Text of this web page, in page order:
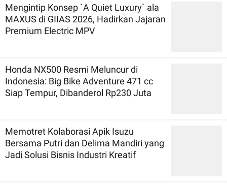
Mengintip Konsep `A Quiet Luxury` ala
MAXUS di GIIAS 2026, Hadirkan Jajaran
Premium Electric MPV
Honda NX500 Resmi Meluncur di
Indonesia: Big Bike Adventure 471 cc
Siap Tempur, Dibanderol Rp230 Juta
Memotret Kolaborasi Apik Isuzu
Bersama Putri dan Delima Mandiri yang
Jadi Solusi Bisnis Industri Kreatif